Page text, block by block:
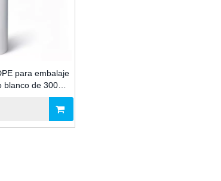
para embalaje
de 300ml
para construcción